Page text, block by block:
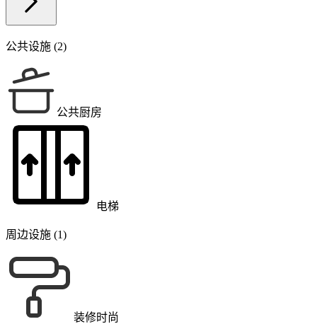
公共设施 (2)
公共厨房
电梯
周边设施 (1)
装修时尚